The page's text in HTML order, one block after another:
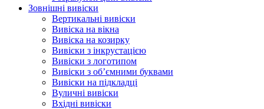
Зовнішні вивіски
Вертикальні вивіски
Вивіска на вікна
Вивіска на козирку
Вивіски з інкрустацією
Вивіски з логотипом
Вивіски з об’ємними буквами
Вивіски на підкладці
Вуличні вивіски
Вхідні вивіски